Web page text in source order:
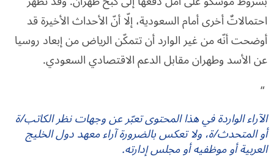
احتمالاتٌ أخرى أمام السعودية، إلّا أنّ الأحداث الأخيرة قد
أوضحت أنّه من غير الوارد أن تتمكّن الرياض من إبعاد روسيا
عن الأسد وطهران مقابل الدعم الاقتصادي السعودي.
“
الآراء الواردة في هذا المحتوى تعبّر عن وجهات نظر الكاتب/ة
أو المتحدث/ة، ولا تعكس بالضرورة آراء معهد دول الخليج
العربية أو موظفيه أو مجلس إدارته.